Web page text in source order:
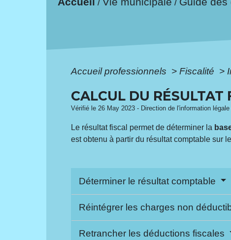
/ /
Accueil professionnels > Fiscalité >
CALCUL DU RÉSULTAT
Vérifié le 26 May 2023 - Direction de l'information
Le résultat fiscal permet de déterminer la
est obtenu à partir du résultat comptable sur
Déterminer le résultat comptable
Réintégrer les charges non
Retrancher les déductions fiscales